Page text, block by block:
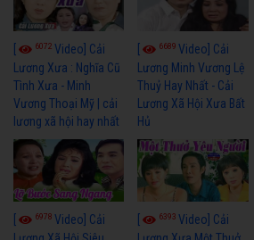
6072 Video] Cải
Lương Xưa : Nghĩa Cũ
Tình Xưa - Minh
Vương Thoại Mỹ | cải
lương xã hội hay nhất
6689Video] Cải
Lương Minh Vương Lệ
Thuỷ Hay Nhất - Cải
Lương Xã Hội Xưa Bất
Hủ
6978 Video] Cải
6393Video] Cải